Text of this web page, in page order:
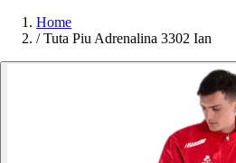
Home
/ Tuta Piu Adrenalina 3302 Ian